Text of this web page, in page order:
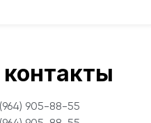
905-88-55